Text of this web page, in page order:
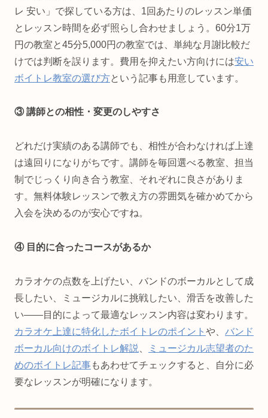
レ 安い」で探している方は、1回あたりのレッスン単価
とレッスン時間を必ず照らし合わせましょう。60分1万
円の教室と45分5,000円の教室では、単純な月謝比較だ
けでは判断を誤ります。費用を抑えたい方向けには安い
ボイトレ教室の選び方という記事も用意しています。
③ 講師との相性・変更のしやすさ
どれだけ実績のある講師でも、相性が合わなければ上達
は遠回りになりがちです。講師を毎回選べる教室、担当
制でじっくり向き合う教室、それぞれに良さがありま
す。無料体験レッスンで教え方の雰囲気を確かめてから
入会を決めるのが安心ですね。
④ 目的に合ったコースがあるか
カラオケの点数を上げたい、バンドのボーカルとして成
長したい、ミュージカルに挑戦したい、滑舌を改善した
い——目的によって最適なレッスン内容は変わります。
カラオケ上達に特化したボイトレのポイント や、 バンド
ボーカル向けのボイトレ解説
ミュージカル志望者のた
めのボイトレ記事もあわせてチェックすると、自分に必
要なレッスンが明確になります。